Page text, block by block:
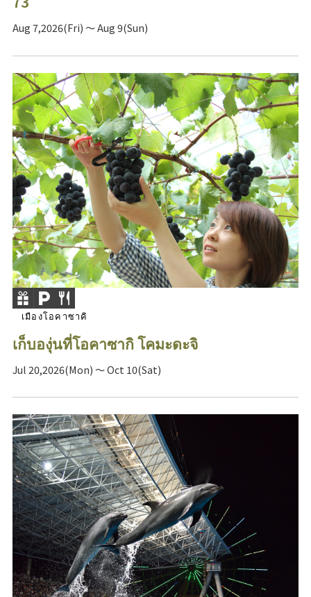
Aug 7,2026(Fri) ～ Aug 9(Sun)
เมืองโอคาซาคิ
เก็บองุ่นที่โอคาซากิ โคมะดะจิ
Jul 20,2026(Mon) ～ Oct 10(Sat)